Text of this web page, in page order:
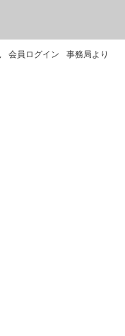
会員ログイン 事務局より